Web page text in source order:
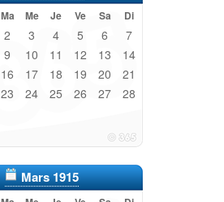
Ma Me Je Ve Sa Di
2 3 4 5 6 7
9 10 11 12 13 14
16 17 18 19 20 21
23 24 25 26 27 28
Mars 1915